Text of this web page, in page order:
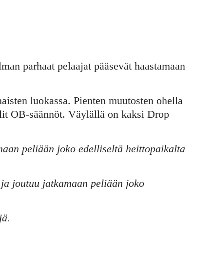
parhaat pelaajat pääsevät haastamaan
luokassa. Pienten muutosten ohella
OB-säännöt. Väylällä on kaksi Drop
peliään joko edelliseltä heittopaikalta
joutuu jatkamaan peliään joko